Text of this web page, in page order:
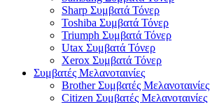
Sharp Συμβατά Τόνερ
Toshiba Συμβατά Τόνερ
Triumph Συμβατά Τόνερ
Utax Συμβατά Τόνερ
Xerox Συμβατά Τόνερ
Συμβατές Μελανοταινίες
Brother Συμβατές Μελανοταινίες
Citizen Συμβατές Μελανοταινίες